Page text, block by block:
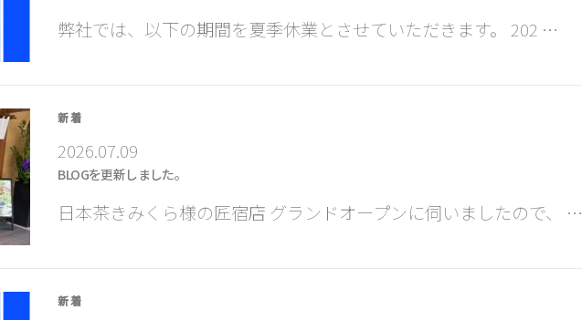
弊社では、以下の期間を夏季休業とさせていただきます。 202 …
新着
2026.07.09
BLOGを更新しました。
日本茶きみくら様の匠宿店 グランドオープンに伺いましたので、 …
新着